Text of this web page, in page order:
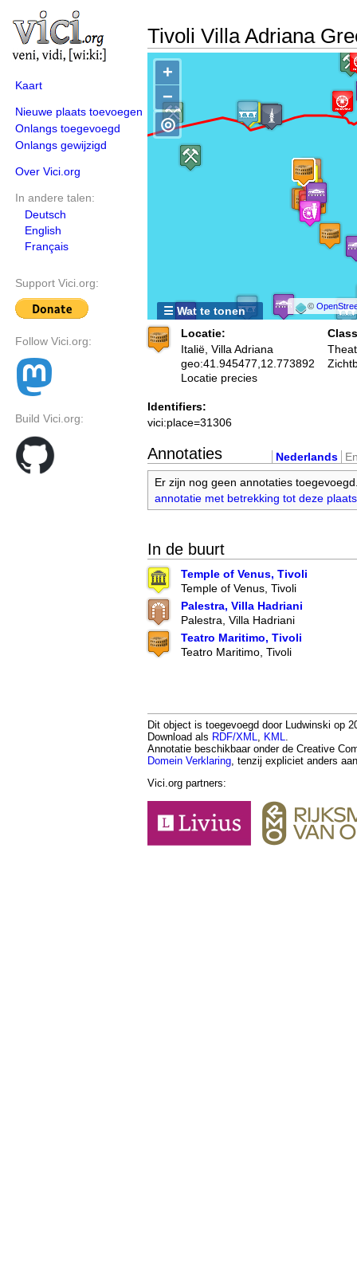
Kaart
Nieuwe plaats toevoegen
Onlangs toegevoegd
Onlangs gewijzigd
Over Vici.org
In andere talen:
Deutsch
English
Français
Support Vici.org:
Follow Vici.org:
Build Vici.org:
Tivoli Villa Adriana
+
−
©
◎
☰ Wat te tonen
Locatie:
Italië, Villa Adriana
geo:41.945477,12.773892
Locatie precies
Identifiers:
vici:place=31306
Annotaties Nederlands
Er zijn nog geen annotaties
annotatie met betrekking tot deze
In de buurt
Temple of Venus, Tivoli
Temple of Venus, Tivoli
Palestra, Villa Hadriani
Palestra, Villa Hadriani
Teatro Maritimo, Tivoli
Teatro Maritimo, Tivoli
Dit object is toegevoegd door Ludwinski op
Download als RDF/XML, KML.
Annotatie beschikbaar onder de Creative
Domein Verklaring, tenzij expliciet anders
Vici.org partners: